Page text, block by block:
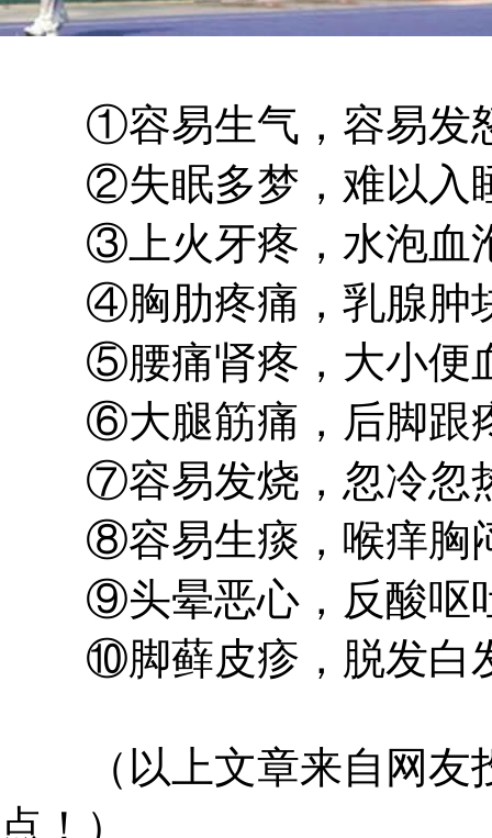
①容易生气，容易发
②失眠多梦，难以入
③上火牙疼，水泡血
④胸肋疼痛，乳腺肿
⑤腰痛肾疼，大小便
⑥大腿筋痛，后脚跟
⑦容易发烧，忽冷忽
⑧容易生痰，喉痒胸
⑨头晕恶心，反酸呕
⑩脚藓皮疹，脱发白
（以上文章来自网友
点！）